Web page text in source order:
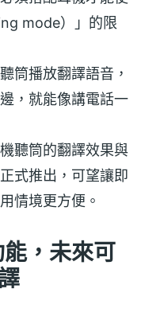
mode）」的限
筒播放翻譯語音，
，就能像講電話一
聽筒的翻譯效果與
式推出，可望讓即
情境更方便。
，未來可